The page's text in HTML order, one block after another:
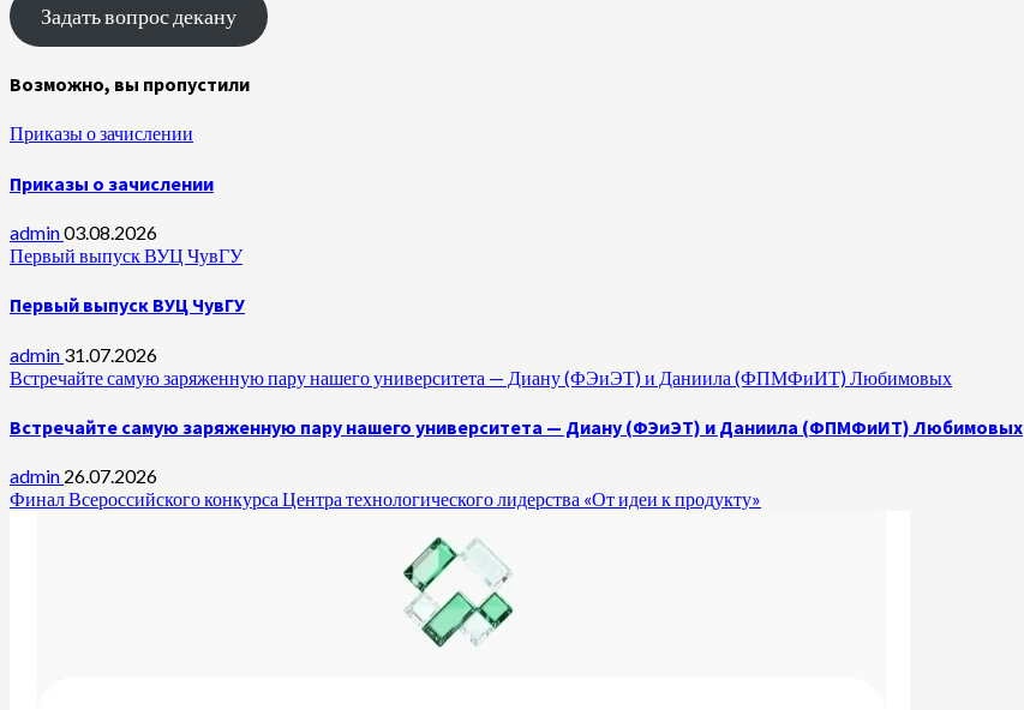
Задать вопрос декану
Возможно, вы пропустили
Приказы о зачислении
Приказы о зачислении
admin03.08.2026
Первый выпуск ВУЦ ЧувГУ
Первый выпуск ВУЦ ЧувГУ
admin 31.07.2026
Встречайте самую заряженную пару нашего университета — Диану (ФЭиЭТ) и Даниила (ФПМФиИТ) Любимовых
Встречайте самую заряженную пару нашего университета — Диану (ФЭиЭТ) и Даниила (ФПМФиИТ) Любимовых
admin 26.07.2026
Финал Всероссийского конкурса Центра технологического лидерства «От идеи к продукту»